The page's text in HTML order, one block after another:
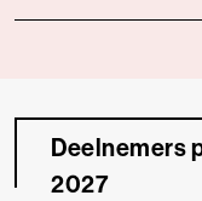
Deelnemers
2027